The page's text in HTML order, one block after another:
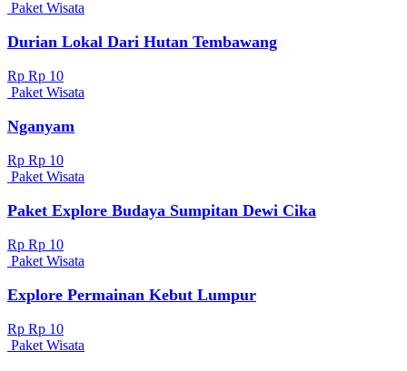
Paket Wisata
Durian Lokal Dari Hutan Tembawang
Rp Rp 10
Paket Wisata
Nganyam
Rp Rp 10
Paket Wisata
Paket Explore Budaya Sumpitan Dewi Cika
Rp Rp 10
Paket Wisata
Explore Permainan Kebut Lumpur
Rp Rp 10
Paket Wisata